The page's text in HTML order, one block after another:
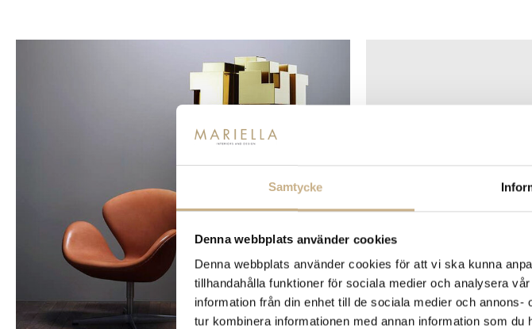
Samtycke
Denna webbplats använder cookies
Denna webbplats använder cookies för att vi ska kunna
tillhandahålla funktioner för sociala medier och analysera
information från din enhet till de sociala medier och
tur kombinera informationen med annan information som